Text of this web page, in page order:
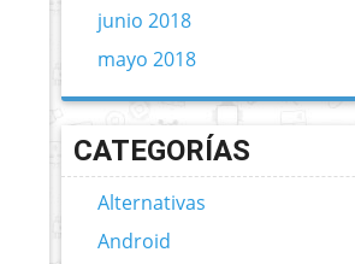
junio 2018
mayo 2018
CATEGORÍAS
Alternativas
Android